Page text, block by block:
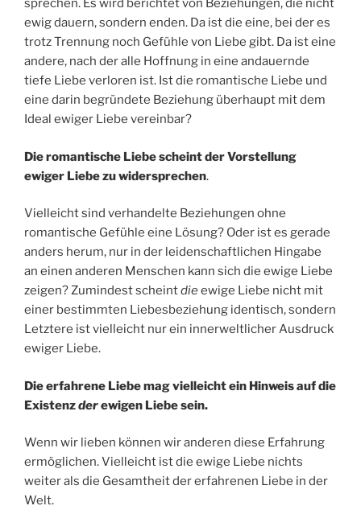
sprechen. Es wird berichtet von Beziehungen, die nicht
ewig dauern, sondern enden. Da ist die eine, bei der es
trotz Trennung noch Gefühle von Liebe gibt. Da ist eine
andere, nach der alle Hoffnung in eine andauernde
tiefe Liebe verloren ist. Ist die romantische Liebe und
eine darin begründete Beziehung überhaupt mit dem
Ideal ewiger Liebe vereinbar?
Die romantische Liebe scheint der Vorstellung
ewiger Liebe zu widersprechen.
Vielleicht sind verhandelte Beziehungen ohne
romantische Gefühle eine Lösung? Oder ist es gerade
anders herum, nur in der leidenschaftlichen Hingabe
an einen anderen Menschen kann sich die ewige Liebe
zeigen? Zumindest scheintdieewige Liebe nicht mit
einer bestimmten Liebesbeziehung identisch, sondern
Letztere ist vielleicht nur ein innerweltlicher Ausdruck
ewiger Liebe.
Die erfahrene Liebe mag vielleicht ein Hinweis auf die
Existenzderewigen Liebe sein.
Wenn wir lieben können wir anderen diese Erfahrung
ermöglichen. Vielleicht ist die ewige Liebe nichts
weiter als die Gesamtheit der erfahrenen Liebe in der
Welt.